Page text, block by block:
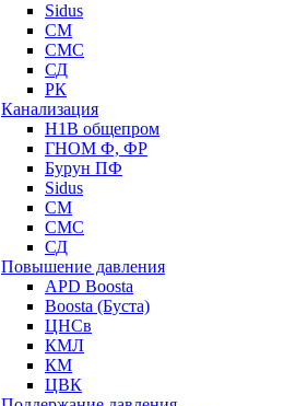
Sidus
СМ
СМС
СД
РК
Канализация
Н1В общепром
ГНОМ Ф, ФР
Бурун ПФ
Sidus
СМ
СМС
СД
Повышение давления
APD Boosta
Boosta (Буста)
ЦНСв
КМЛ
КМ
ЦВК